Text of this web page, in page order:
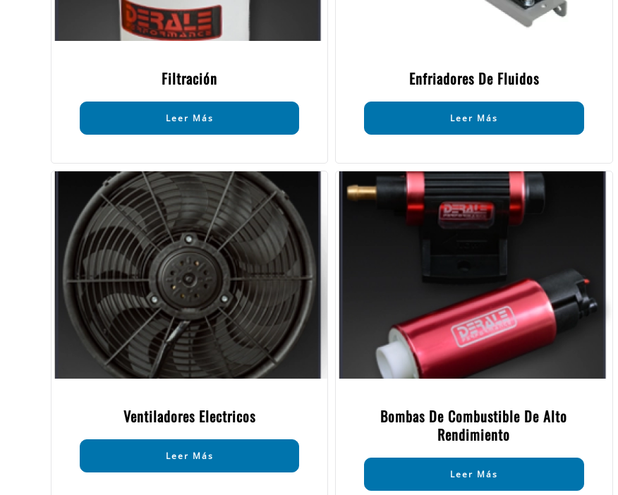
Filtración
Leer Más
Enfriadores De Fluidos
Leer Más
Ventiladores Electricos
Leer Más
Bombas De Combustible De Alto
Rendimiento
Leer Más